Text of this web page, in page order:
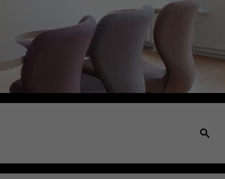
te realiseren. Onze ambitie is dan ook duidelijk:
. We doen dit vanuit drie kernwaarden:
maatschappelijk bewustzijn en kritische reflectie.